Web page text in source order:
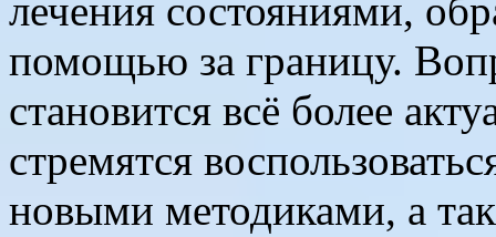
лечения состояниями,
помощью за границу.
становится всё более
стремятся
новыми методиками, а